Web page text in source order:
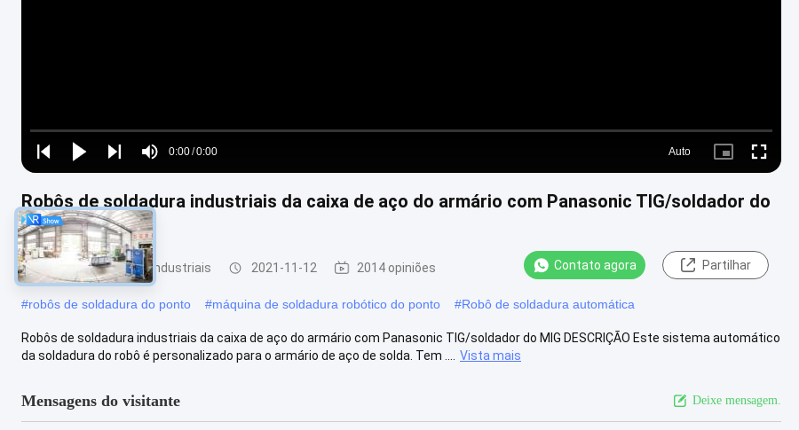
Play
Play
Play
Mute
Time
0:00/0:00
Loaded:
0%
Auto
Picture- Fullscreen
Robôs de soldadura industriais da caixa de aço do armário com Panasonic TIG/soldador do
MIG
robôs de soldadura industriais 2021-11-12 2014 opiniões Contato agora Partilhar
#robôs de soldadura do ponto #máquina de soldadura robótico do ponto #Robô de soldadura automática
Robôs de soldadura industriais da caixa de aço do armário com Panasonic TIG/soldador do MIG DESCRIÇÃO Este sistema automático
da soldadura do robô é personalizado para o armário de aço de solda. Tem ....
Vista mais
Mensagens do visitante Deixe mensagem.